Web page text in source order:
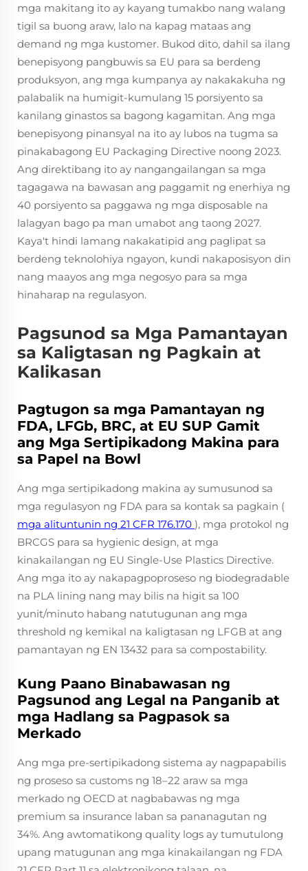
mga makitang ito ay kayang tumakbo nang walang
tigil sa buong araw, lalo na kapag mataas ang
demand ng mga kustomer. Bukod dito, dahil sa ilang
benepisyong pangbuwis sa EU para sa berdeng
produksyon, ang mga kumpanya ay nakakakuha ng
palabalik na humigit-kumulang 15 porsiyento sa
kanilang ginastos sa bagong kagamitan. Ang mga
benepisyong pinansyal na ito ay lubos na tugma sa
pinakabagong EU Packaging Directive noong 2023.
Ang direktibang ito ay nangangailangan sa mga
tagagawa na bawasan ang paggamit ng enerhiya ng
40 porsiyento sa paggawa ng mga disposable na
lalagyan bago pa man umabot ang taong 2027.
Kaya't hindi lamang nakakatipid ang paglipat sa
berdeng teknolohiya ngayon, kundi nakaposisyon din
nang maayos ang mga negosyo para sa mga
hinaharap na regulasyon.
Pagsunod sa Mga Pamantayan
sa Kaligtasan ng Pagkain at
Kalikasan
Pagtugon sa mga Pamantayan ng
FDA, LFGb, BRC, at EU SUP Gamit
ang Mga Sertipikadong Makina para
sa Papel na Bowl
Ang mga sertipikadong makina ay sumusunod sa
mga regulasyon ng FDA para sa kontak sa pagkain (
mga alituntunin ng 21 CFR 176.170 ), mga protokol ng
BRCGS para sa hygienic design, at mga
kinakailangan ng EU Single-Use Plastics Directive.
Ang mga ito ay nakapagpoproseso ng biodegradable
na PLA lining nang may bilis na higit sa 100
yunit/minuto habang natutugunan ang mga
threshold ng kemikal na kaligtasan ng LFGB at ang
pamantayan ng EN 13432 para sa compostability.
Kung Paano Binabawasan ng
Pagsunod ang Legal na Panganib at
mga Hadlang sa Pagpasok sa
Merkado
Ang mga pre-sertipikadong sistema ay nagpapabilis
ng proseso sa customs ng 18–22 araw sa mga
merkado ng OECD at nagbabawas ng mga
premium sa insurance laban sa pananagutan ng
34%. Ang awtomatikong quality logs ay tumutulong
upang matugunan ang mga kinakailangan ng FDA